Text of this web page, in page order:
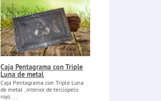
Caja Pentagrama con Triple
Luna de metal
Caja Pentagrama con Triple Luna
de metal , interior de terciopelo
rojo....